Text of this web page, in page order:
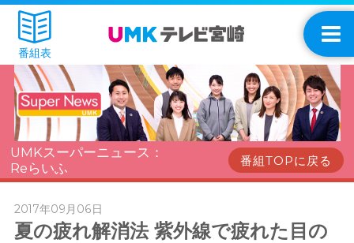
番組表
UMKスーパーニュース：
Reらいふ
番組TOPに戻る
2017年09月06日
夏の疲れ解消法 紫外線で疲れた目の